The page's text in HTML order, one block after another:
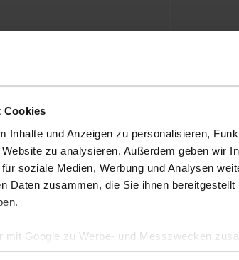
Cookies
Inhalte und Anzeigen zu personalisieren,
zu analysieren. Außerdem geben wir
soziale Medien, Werbung und Analysen
Daten zusammen, die Sie ihnen
mit Google zu Werbe- und Messzwecken
Daten verwendet, finden Sie auf der
silberfarbenen Details Weiße